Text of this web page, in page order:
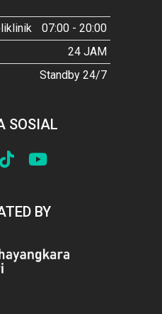
07:00 - 20:00
24 JAM
Standby 24/7
SOSIAL
BY